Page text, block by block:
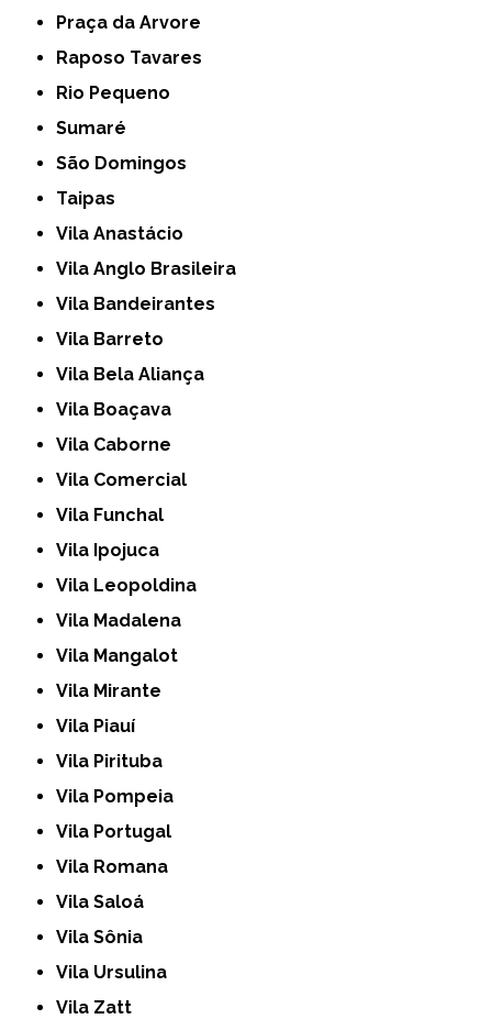
Praça da Arvore
Raposo Tavares
Rio Pequeno
Sumaré
São Domingos
Taipas
Vila Anastácio
Vila Anglo Brasileira
Vila Bandeirantes
Vila Barreto
Vila Bela Aliança
Vila Boaçava
Vila Caborne
Vila Comercial
Vila Funchal
Vila Ipojuca
Vila Leopoldina
Vila Madalena
Vila Mangalot
Vila Mirante
Vila Piauí
Vila Pirituba
Vila Pompeia
Vila Portugal
Vila Romana
Vila Saloá
Vila Sônia
Vila Ursulina
Vila Zatt